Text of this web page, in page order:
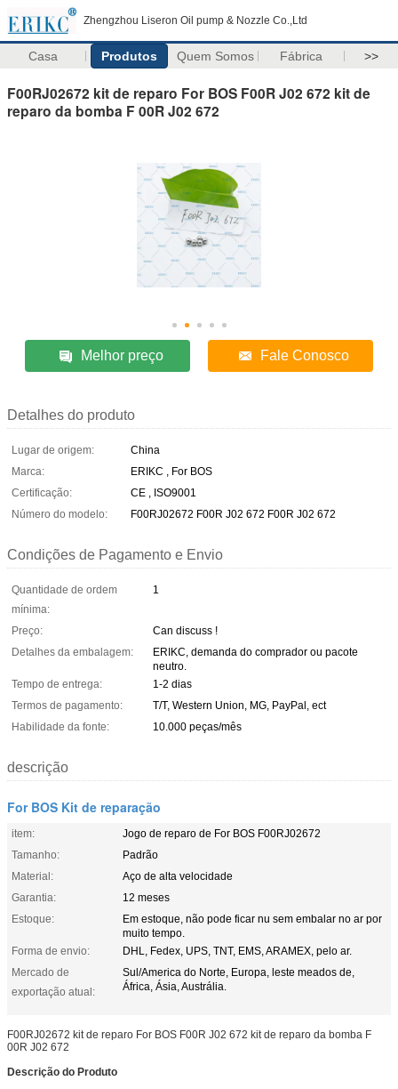
Zhengzhou Liseron Oil pump & Nozzle Co.,Ltd
Casa Produtos Quem Somos Fábrica >>
F00RJ02672 kit de reparo For BOS F00R J02 672 kit de
reparo da bomba F 00R J02 672
Melhor preço Fale Conosco
Detalhes do produto
Lugar de origem:
China
Marca:
ERIKC , For BOS
Certificação:
CE , ISO9001
Número do modelo:
F00RJ02672 F00R J02 672 F00R J02 672
Condições de Pagamento e Envio
Quantidade de ordem
mínima:
1
Preço:
Can discuss !
Detalhes da embalagem:
ERIKC, demanda do comprador ou pacote
neutro.
Tempo de entrega:
1-2 dias
Termos de pagamento:
T/T, Western Union, MG, PayPal, ect
Habilidade da fonte:
10.000 peças/mês
descrição
For BOS Kit de reparação
item:
Jogo de reparo de For BOS F00RJ02672
Tamanho:
Padrão
Material:
Aço de alta velocidade
Garantia:
12 meses
Estoque:
Em estoque, não pode ficar nu sem embalar no ar por
muito tempo.
Forma de envio:
DHL, Fedex, UPS, TNT, EMS, ARAMEX, pelo ar.
Mercado de
exportação atual:
Sul/America do Norte, Europa, leste meados de,
África, Ásia, Austrália.
F00RJ02672 kit de reparo For BOS F00R J02 672 kit de reparo da bomba F
00R J02 672
Descrição do Produto